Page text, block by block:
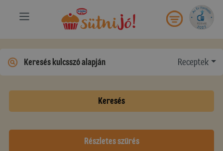
Receptek
Keresés
Részletes szűrés